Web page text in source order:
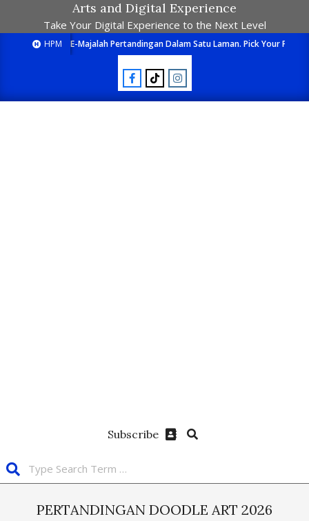
Arts and Digital Experience
Take Your Digital Experience to the Next Level
HPM E-Majalah Pertandingan Dalam Satu Laman. Pick Your
Subscribe
PERTANDINGAN DOODLE ART 2026